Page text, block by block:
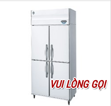
VUI LÒNG GỌI